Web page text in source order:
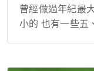
曾經做過年紀最
小的 也有一些五